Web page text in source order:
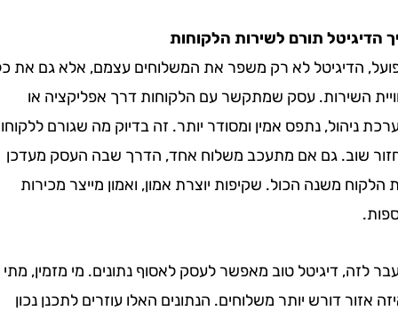
תורם לשירות הלקוחות
הדיגיטל לא רק משפר את המשלוחים עצמם, אלא גם את כל
השירות. עסק שמתקשר עם הלקוחות דרך אפליקציה או
נתפס אמין ומסודר יותר. זה בדיוק מה שגורם ללקוחות
שוב. גם אם מתעכב משלוח אחד, הדרך שבה העסק מעדכן
משנה הכול. שקיפות יוצרת אמון, ואמון מייצר מכירות
דיגיטל טוב מאפשר לעסק לאסוף נתונים. מי מזמין, מתי
דורש יותר משלוחים. הנתונים האלו עוזרים לתכנן נכון